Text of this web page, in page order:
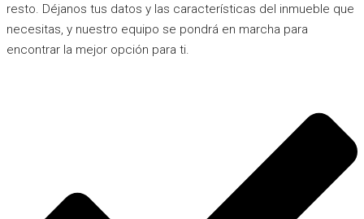
resto. Déjanos tus datos y las características del inmueble que
necesitas, y nuestro equipo se pondrá en marcha para
encontrar la mejor opción para ti.